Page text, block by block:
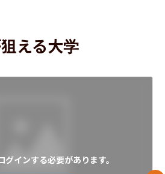
える大学
グインする必要があります。